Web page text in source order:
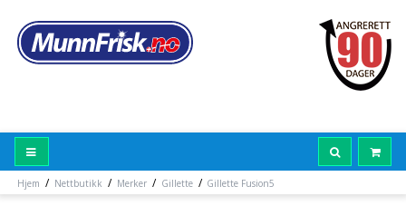
Hjem / Nettbutikk / Merker / Gillette / Gillette Fusion5